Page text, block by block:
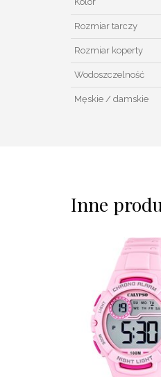
Rozmiar tarczy
Rozmiar koperty
Wodoszczelność
Męskie / damskie
Inne